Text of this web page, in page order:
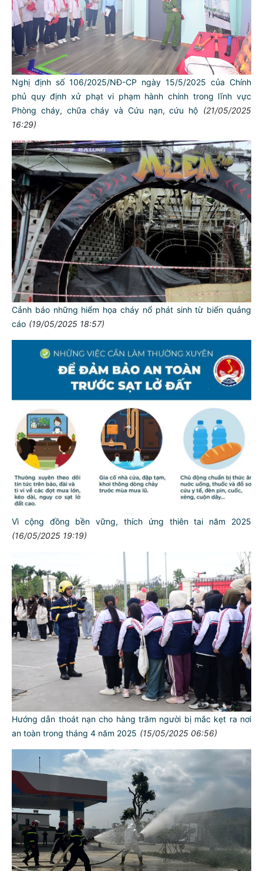
Nghị định số 106/2025/NĐ-CP ngày 15/5/2025 của Chính
phủ quy định xử phạt vi phạm hành chính trong lĩnh vực
Phòng cháy, chữa cháy và Cứu nạn, cứu hộ (21/05/2025
16:29)
Cảnh báo những hiểm họa cháy nổ phát sinh từ biển quảng
cáo (19/05/2025 18:57)
Vì cộng đồng bền vững, thích ứng thiên tai năm 2025
(16/05/2025 19:19)
Hướng dẫn thoát nạn cho hàng trăm người bị mắc kẹt ra nơi
an toàn trong tháng 4 năm 2025 (15/05/2025 06:56)